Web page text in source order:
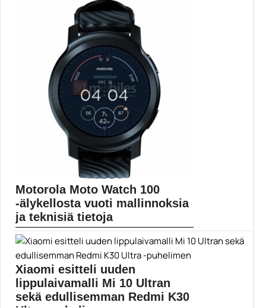
Motorola Moto Watch 100
-älykellosta vuoti mallinnoksia
ja teknisiä tietoja
Motorolan tulevasta Moto Watch 100 -älykellosta on
Mobiiliuutiset
Xiaomi esitteli uuden
lippulaivamalli Mi 10 Ultran
sekä edullisemman Redmi K30